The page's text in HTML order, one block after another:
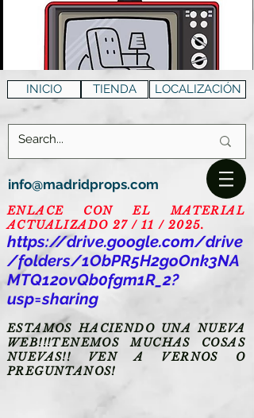
INICIO TIENDA LOCALIZACIÓN
info@madridprops.com
ENLACE CON EL MATERIAL
ACTUALIZADO 27 / 11 / 2025.
https://drive.google.com/drive
/folders/1ObPR5H2goOnk3NA
MTQ12ovQb0fgm1R_2?
usp=sharing
ESTAMOS HACIENDO UNA NUEVA
WEB!!!TENEMOS MUCHAS COSAS
NUEVAS!! VEN A VERNOS O
PREGUNTANOS!